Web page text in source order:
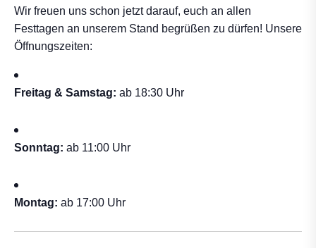
Wir freuen uns schon jetzt darauf, euch an allen
Festtagen an unserem Stand begrüßen zu dürfen! Unsere
Öffnungszeiten:
Freitag & Samstag: ab 18:30 Uhr
Sonntag: ab 11:00 Uhr
Montag: ab 17:00 Uhr